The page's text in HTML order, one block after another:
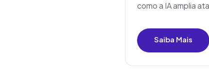
como a IA amplia
Saiba Mais